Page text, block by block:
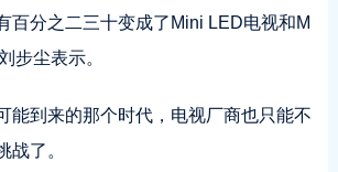
百分之二三十变成了Mini LED电视和M
步尘表示。
能到来的那个时代，电视厂商也只能不
战了。